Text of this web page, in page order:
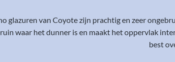
glazuren van Coyote zijn prachtig en zeer
waar het dunner is en maakt het oppervlak
best